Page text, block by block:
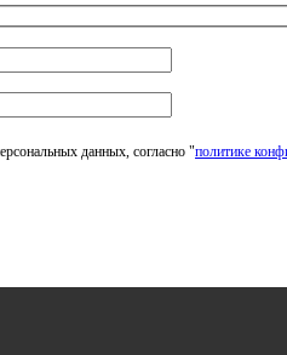
данных, согласно "политике